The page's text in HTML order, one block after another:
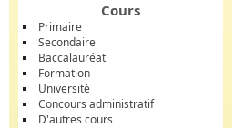
Cours
Primaire
Secondaire
Baccalauréat
Formation
Université
Concours administratif
D'autres cours